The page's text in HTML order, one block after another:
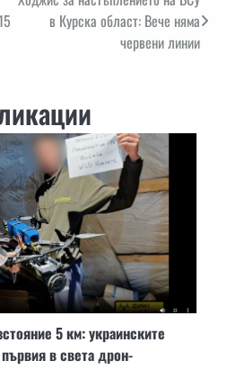
в Курска област: Вече няма
червени линии
5 км: украинските
в света дрон-